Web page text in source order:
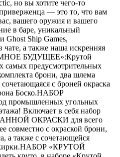
но вы хотите чего-то
— это то, что вам
вашего оружия и вашего
в баре, уникальный
Ghost Ship Games,
а также наша искренняя
БУДУЩЕЕ»:Крутой
самых предусмотрительных
брони, два шлема
с броней окраска
Боско.НАБОР
промышленных угольных
Включает в себя набор
ОКРАСКИ для всего
совместно с окраской брони,
а также с сочетающейся
кирки.НАБОР «КРУТОЙ